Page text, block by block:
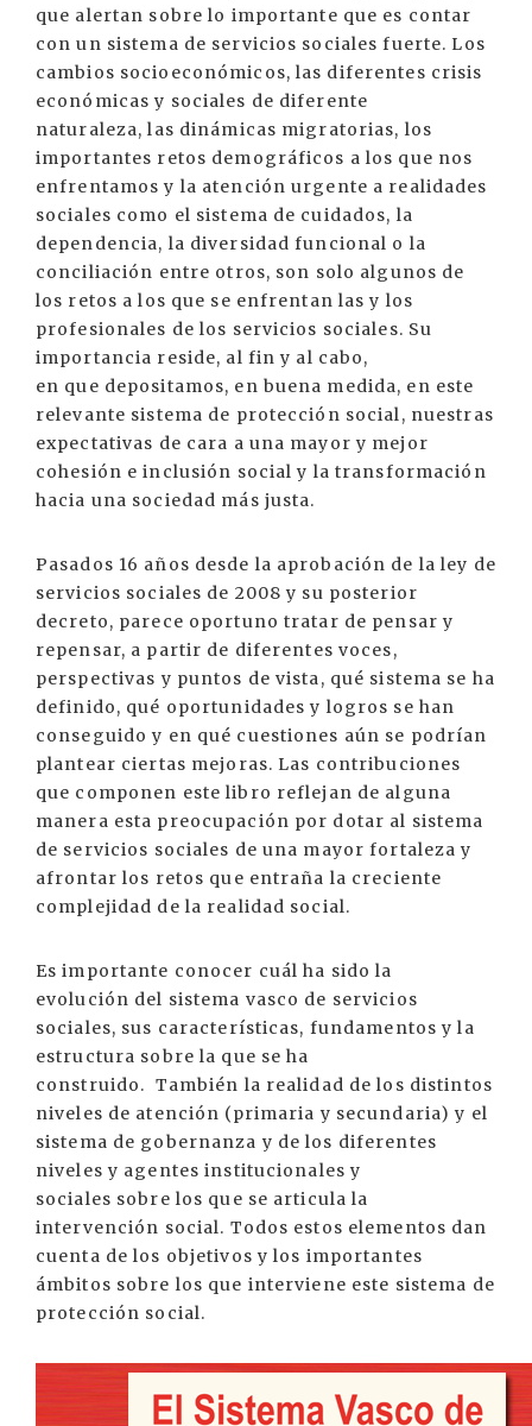
que alertan sobre lo importante que es contar
con un sistema de servicios sociales fuerte. Los
cambios socioeconómicos, las diferentes crisis
económicas y sociales de diferente
naturaleza, las dinámicas migratorias, los
importantes retos demográficos a los que nos
enfrentamos y la atención urgente a realidades
sociales como el sistema de cuidados, la
dependencia, la diversidad funcional o la
conciliación entre otros, son solo algunos de
los retos a los que se enfrentan las y los
profesionales de los servicios sociales. Su
importancia reside, al fin y al cabo,
en que depositamos, en buena medida, en este
relevante sistema de protección social, nuestras
expectativas de cara a una mayor y mejor
cohesión e inclusión social y la transformación
hacia una sociedad más justa.
Pasados 16 años desde la aprobación de la ley de
servicios sociales de 2008 y su posterior
decreto, parece oportuno tratar de pensar y
repensar, a partir de diferentes voces,
perspectivas y puntos de vista, qué sistema se ha
definido, qué oportunidades y logros se han
conseguido y en qué cuestiones aún se podrían
plantear ciertas mejoras. Las contribuciones
que componen este libro reflejan de alguna
manera esta preocupación por dotar al sistema
de servicios sociales de una mayor fortaleza y
afrontar los retos que entraña la creciente
complejidad de la realidad social.
Es importante conocer cuál ha sido la
evolución del sistema vasco de servicios
sociales, sus características, fundamentos y la
estructura sobre la que se ha
construido. También la realidad de los distintos
niveles de atención (primaria y secundaria) y el
sistema de gobernanza y de los diferentes
niveles y agentes institucionales y
sociales sobre los que se articula la
intervención social. Todos estos elementos dan
cuenta de los objetivos y los importantes
ámbitos sobre los que interviene este sistema de
protección social.